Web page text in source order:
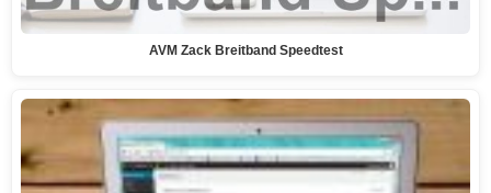
AVM Zack Breitband Speedtest